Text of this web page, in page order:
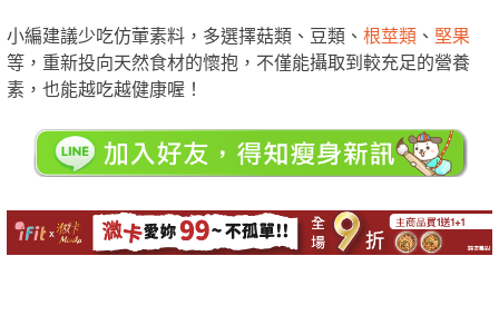
小編建議少吃仿葷素料，多選擇菇類、豆類、 根莖類 、 堅果
等，重新投向天然食材的懷抱，不僅能攝取到較充足的營養
素，也能越吃越健康喔！